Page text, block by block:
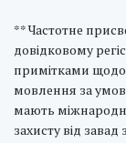
** Частотне
довідковому
примітками
мовлення за
мають
захисту від